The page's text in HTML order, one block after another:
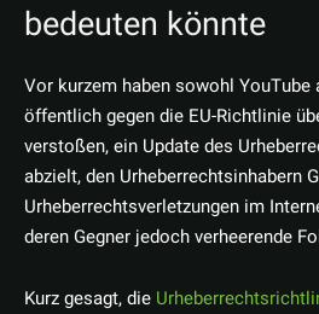
bedeuten könnte
Vor kurzem haben sowohl
öffentlich gegen die EU-Richtlinie
verstoßen, ein Update des
abzielt, den Urheberrechtsinhabern
Urheberrechtsverletzungen im
deren Gegner jedoch verheerende
Kurz gesagt, die